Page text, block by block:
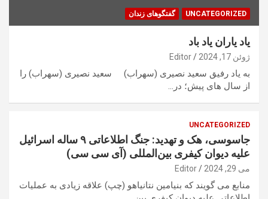
UNCATEGORIZED گفتگوهای زندان
یاد یاران یاد باد
ژوئن 17, 2024 Editor
به یاد رفیق سعید نصیری (سهراب) سعید نصیری (سهراب) را
از سال های پیش؛ در…
UNCATEGORIZED
جاسوسی، هک و تهدید: جنگ اطلاعاتی ۹ ساله اسرائیل
علیه دیوان کیفری بین‌المللی (آی سی سی)
می 29, 2024 Editor
منابع می گویند که بنیامین نتانیاهو (چپ) علاقه زیادی به عملیات